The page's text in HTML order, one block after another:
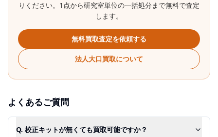
りください。1点から研究室単位の一括処分まで無料で査定
します。
無料買取査定を依頼する
法人大口買取について
よくあるご質問
Q. 校正キットが無くても買取可能ですか？